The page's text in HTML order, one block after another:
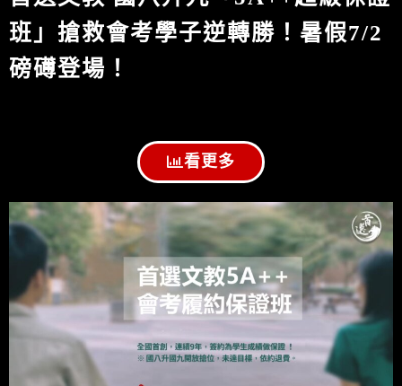
班」搶救會考學子逆轉勝！暑假7/2
磅礡登場！
看更多